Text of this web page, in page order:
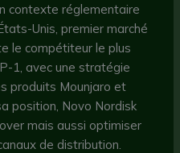
contexte réglementaire
Unis, premier marché
le compétiteur le plus
1, avec une stratégie
produits Mounjaro et
position, Novo Nordisk
mais aussi optimiser
de distribution.